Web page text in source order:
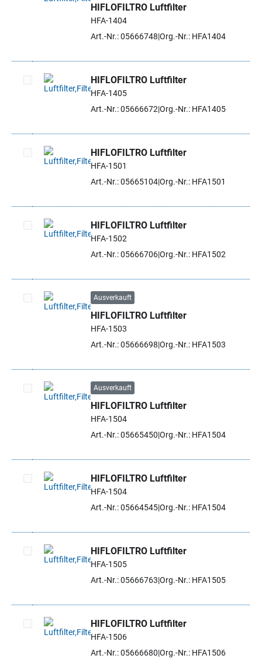
Artikel auswählen
HIFLOFILTRO Luftfilter
HFA-1404
Art.-Nr.: 05666748 Org.-Nr.: HFA1404
Artikel auswählen
HIFLOFILTRO Luftfilter
HFA-1405
Art.-Nr.: 05666672 Org.-Nr.: HFA1405
Artikel auswählen
HIFLOFILTRO Luftfilter
HFA-1501
Art.-Nr.: 05665104Org.-Nr.: HFA1501
Artikel auswählen
HIFLOFILTRO Luftfilter
HFA-1502
Art.-Nr.: 05666706Org.-Nr.: HFA1502
Artikel auswählen
Ausverkauft
HIFLOFILTRO Luftfilter
HFA-1503
Art.-Nr.: 05666698 Org.-Nr.: HFA1503
Artikel auswählen
Ausverkauft
HIFLOFILTRO Luftfilter
HFA-1504
Art.-Nr.: 05665450 Org.-Nr.: HFA1504
Artikel auswählen
HIFLOFILTRO Luftfilter
HFA-1504
Art.-Nr.: 05664545Org.-Nr.: HFA1504
Artikel auswählen
HIFLOFILTRO Luftfilter
HFA-1505
Art.-Nr.: 05666763 Org.-Nr.: HFA1505
Artikel auswählen
HIFLOFILTRO Luftfilter
HFA-1506
Art.-Nr.: 05666680 Org.-Nr.: HFA1506